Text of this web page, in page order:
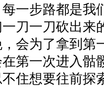
一步路都是我
刀一刀砍出来
会为了拿到第
第一次进入骷
住想要往前探